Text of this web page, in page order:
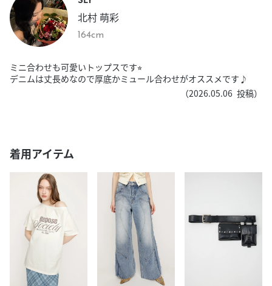
北村 萌彩
164cm
ミニ合わせも可愛いトップスです⭐︎
デニムは丈長めなので厚底かミュール合わせがオススメです♪
（2026.05.06 投稿）
着用アイテム